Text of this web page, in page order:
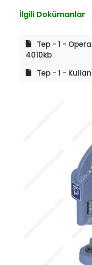
İlgili Dokümanlar
Tep - 1 -
4010kb
Tep - 1 -